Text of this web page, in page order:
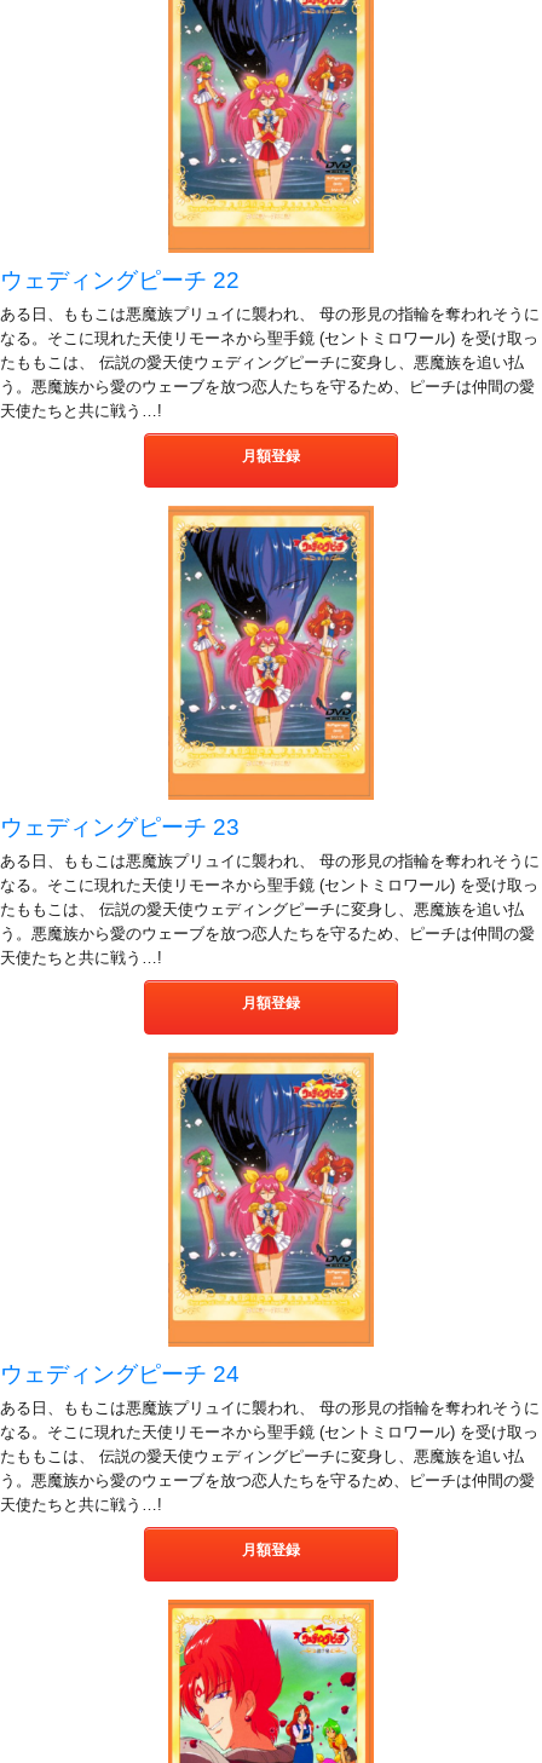
ウェディングピーチ 22
ある日、ももこは悪魔族プリュイに襲われ、 母の形見の指輪を奪われそうに
なる。そこに現れた天使リモーネから聖手鏡 (セントミロワール) を受け取っ
たももこは、 伝説の愛天使ウェディングピーチに変身し、悪魔族を追い払
う。悪魔族から愛のウェーブを放つ恋人たちを守るため、ピーチは仲間の愛
天使たちと共に戦う…!
月額登録
ウェディングピーチ 23
ある日、ももこは悪魔族プリュイに襲われ、 母の形見の指輪を奪われそうに
なる。そこに現れた天使リモーネから聖手鏡 (セントミロワール) を受け取っ
たももこは、 伝説の愛天使ウェディングピーチに変身し、悪魔族を追い払
う。悪魔族から愛のウェーブを放つ恋人たちを守るため、ピーチは仲間の愛
天使たちと共に戦う…!
月額登録
ウェディングピーチ 24
ある日、ももこは悪魔族プリュイに襲われ、 母の形見の指輪を奪われそうに
なる。そこに現れた天使リモーネから聖手鏡 (セントミロワール) を受け取っ
たももこは、 伝説の愛天使ウェディングピーチに変身し、悪魔族を追い払
う。悪魔族から愛のウェーブを放つ恋人たちを守るため、ピーチは仲間の愛
天使たちと共に戦う…!
月額登録